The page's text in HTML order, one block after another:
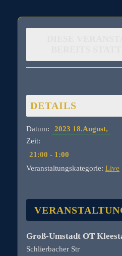
DETAILS
Datum:
2023 18.August,
Zeit:
21:00 - 1:00
Veranstaltungskategorie: Live
Groß-Umstadt OT
Schlierbacher Str